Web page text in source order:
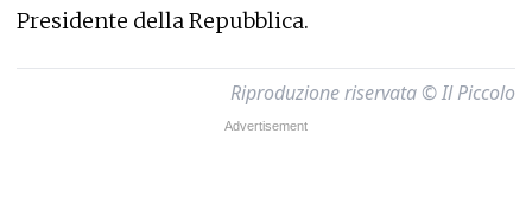
Presidente della Repubblica.
Riproduzione riservata © Il Piccolo